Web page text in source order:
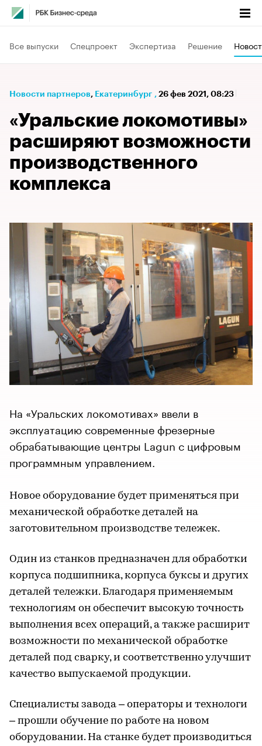
Все выпуски Спецпроект Экспертиза Решение
Новости партнеров⁠, Екатеринбург , 26 фев 2021, 08:23
«Уральские локомотивы»
расширяют возможности
производственного
комплекса
На «Уральских локомотивах» ввели в
эксплуатацию современные фрезерные
обрабатывающие центры Lagun с цифровым
программным управлением.
Новое оборудование будет применяться при
механической обработке деталей на
заготовительном производстве тележек.
Один из станков предназначен для обработки
корпуса подшипника, корпуса буксы и других
деталей тележки. Благодаря применяемым
технологиям он обеспечит высокую точность
выполнения всех операций, а также расширит
возможности по механической обработке
деталей под сварку, и соответственно улучшит
качество выпускаемой продукции.
Специалисты завода – операторы и технологи
– прошли обучение по работе на новом
оборудовании. На станке будет производиться